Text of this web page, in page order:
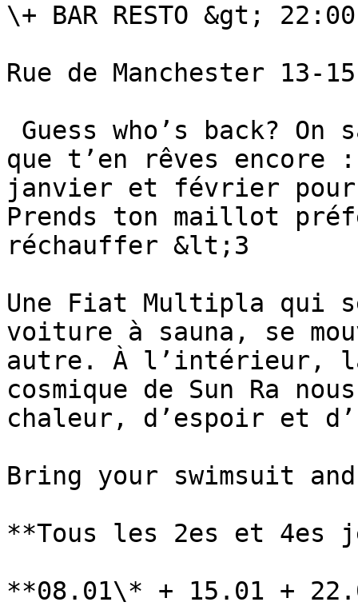
\+ BAR RESTO &gt;
Rue de Manchester 13-
que t’en rêves encore
janvier et février
Prends ton maillot
réchauffer &lt;3
Une Fiat Multipla qui
voiture à sauna, se
autre. À l’intérieur,
cosmique de Sun Ra
chaleur, d’espoir et
Bring your swimsuit
**Tous les 2es et 4es
**08.01\* + 15.01 +